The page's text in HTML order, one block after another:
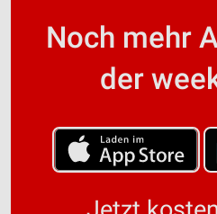
Noch mehr
der